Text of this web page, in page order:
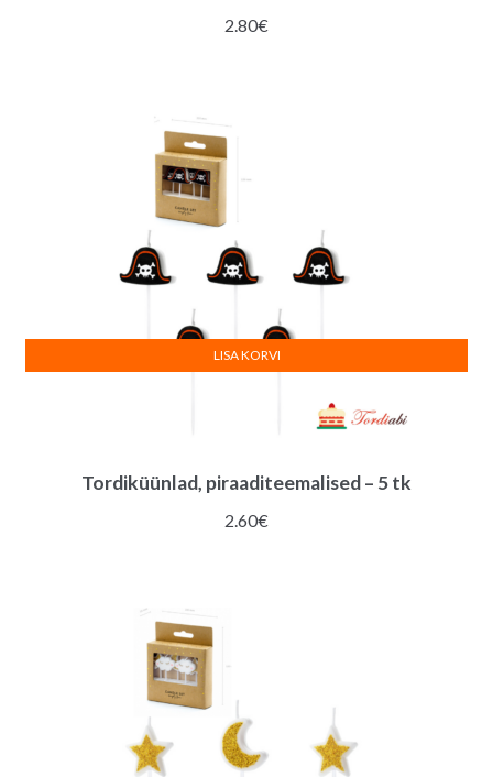
2.80€
Tordiküünlad, piraaditeemalised – 5 tk
2.60€
LISA KORVI